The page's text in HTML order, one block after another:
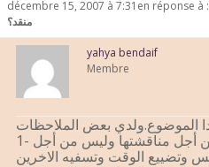
décembre 15, 2007 à 7:31 en réponse à :
منقد؟
yahya bendaif
Membre
1- عندما تطرح المواضيع فمن أجل مناقشتها وليس من أجل
وتضييع الوقت وتسفيه الاخرين